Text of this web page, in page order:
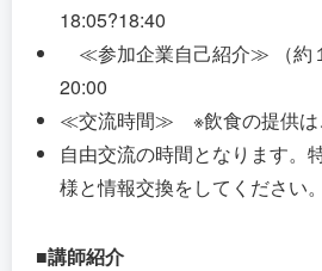
18:05?18:40
≪参加企業自己紹介≫ （約
20:00
≪交流時間≫ ※飲食の提供は
自由交流の時間となります。
様と情報交換をしてください。
■講師紹介